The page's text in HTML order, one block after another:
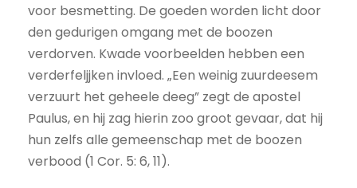
voor besmetting. De goeden worden licht door
den gedurigen omgang met de boozen
verdorven. Kwade voorbeelden hebben een
verderfeljjken invloed. „Een weinig zuurdeesem
verzuurt het geheele deeg” zegt de apostel
Paulus, en hij zag hierin zoo groot gevaar, dat hij
hun zelfs alle gemeenschap met de boozen
verbood (1 Cor. 5: 6, 11).